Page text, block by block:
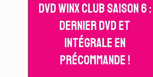
DVD Winx Club Saison 6 :
Dernier DVD et
Intégrale en
précommande !